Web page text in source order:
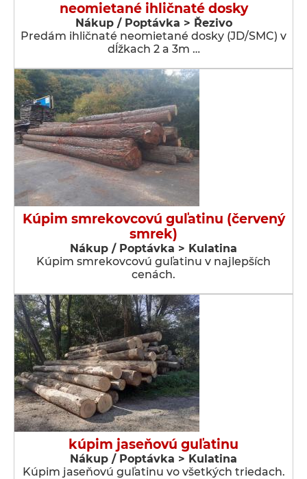
neomietané ihličnaté dosky
Nákup / Poptávka > Řezivo
Predám ihličnaté neomietané dosky (JD/SMC) v
dĺžkach 2 a 3m …
Kúpim smrekovcovú guľatinu (červený
smrek)
Nákup / Poptávka > Kulatina
Kúpim smrekovcovú guľatinu v najlepších
cenách.
kúpim jaseňovú guľatinu
Nákup / Poptávka > Kulatina
Kúpim jaseňovú guľatinu vo všetkých triedach.